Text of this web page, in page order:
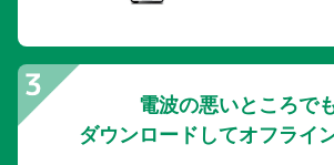
電波の悪いところで
ダウンロードしてオフライ